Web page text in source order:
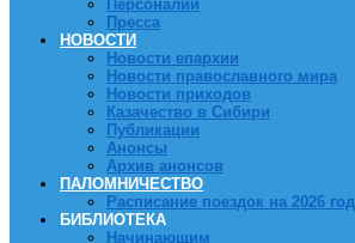
Персоналии
Пресса
НОВОСТИ
Новости епархии
Новости православного мира
Новости приходов
Казачество в Сибири
Публикации
Анонсы
Архив анонсов
ПАЛОМНИЧЕСТВО
Расписание поездок на 2026 год
БИБЛИОТЕКА
Начинающим